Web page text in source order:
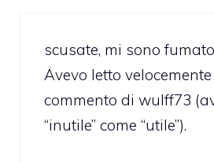
scusate, mi sono
Avevo letto
commento di wulff73
“inutile” come “utile”).